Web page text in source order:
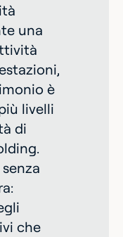
una
è
livelli
di
che